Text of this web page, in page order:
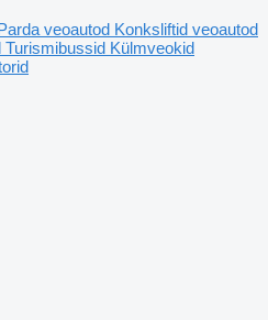
veoautod Konksliftid veoautod
Turismibussid Külmveokid